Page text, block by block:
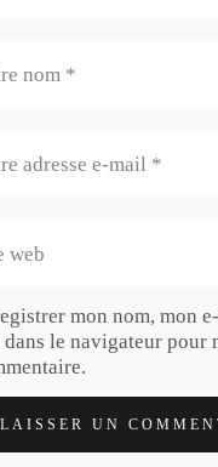
mon nom, mon
dans le navigateur pour
LAISSER UN